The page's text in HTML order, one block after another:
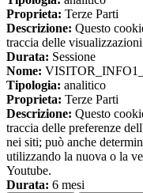
Proprieta: Terze Parti
Descrizione: Questo
traccia delle
Durata: Sessione
Nome:
Tipologia: analitico
Proprieta: Terze Parti
Descrizione: Questo
traccia delle preferenze
nei siti; può anche
utilizzando la nuova o la
Youtube.
Durata: 6 mesi